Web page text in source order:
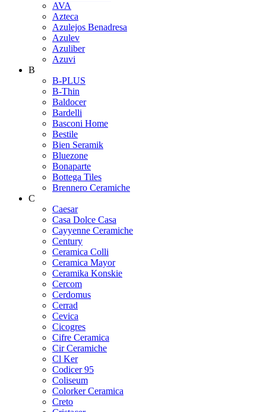
AVA
Azteca
Azulejos Benadresa
Azulev
Azuliber
Azuvi
B
B-PLUS
B-Thin
Baldocer
Bardelli
Basconi Home
Bestile
Bien Seramik
Bluezone
Bonaparte
Bottega Tiles
Brennero Ceramiche
C
Caesar
Casa Dolce Casa
Cayyenne Ceramiche
Century
Ceramica Colli
Ceramica Mayor
Ceramika Konskie
Cercom
Cerdomus
Cerrad
Cevica
Cicogres
Cifre Ceramica
Cir Ceramiche
Cl Ker
Codicer 95
Coliseum
Colorker Ceramica
Creto